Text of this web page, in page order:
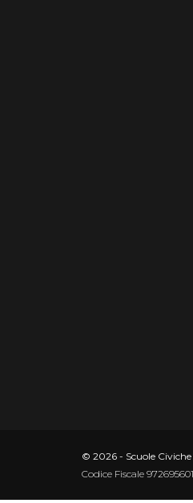
© 2026 - Scuole
Codice Fiscale